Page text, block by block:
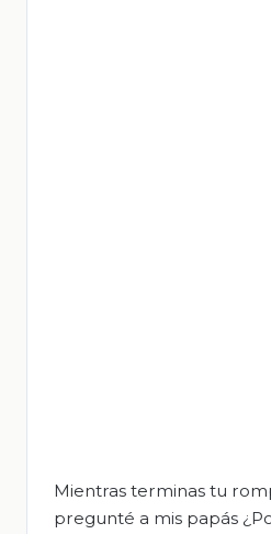
Mientras terminas tu
pregunté a mis papás